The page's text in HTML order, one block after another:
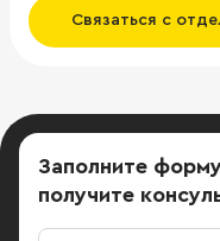
Связаться с
Заполните
получите